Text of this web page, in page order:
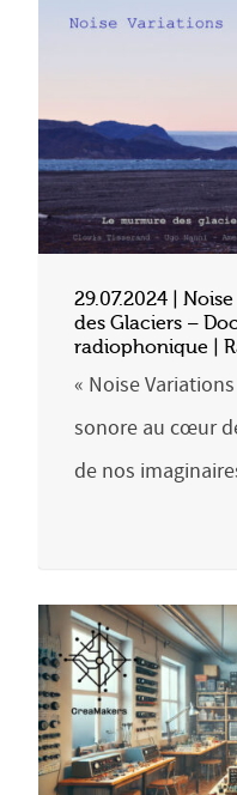
29.07.2024 |
des Glaciers –
radiophonique |
« Noise
sonore au cœur
de nos